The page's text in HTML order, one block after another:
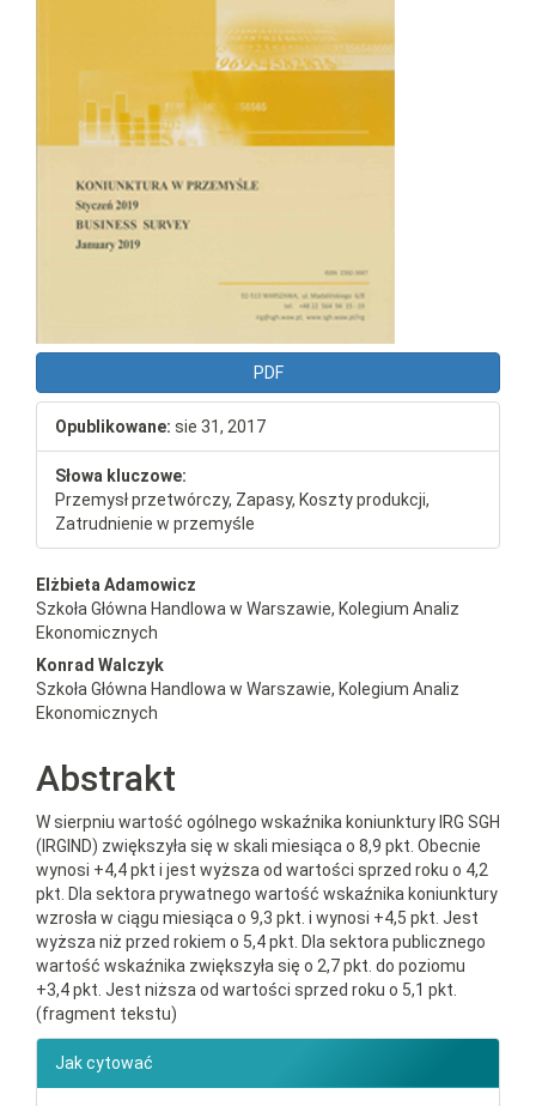
PDF
Opublikowane: sie 31, 2017
Słowa kluczowe:
Przemysł przetwórczy, Zapasy, Koszty produkcji,
Zatrudnienie w przemyśle
Elżbieta Adamowicz
Szkoła Główna Handlowa w Warszawie, Kolegium Analiz
Ekonomicznych
Konrad Walczyk
Szkoła Główna Handlowa w Warszawie, Kolegium Analiz
Ekonomicznych
Abstrakt
W sierpniu wartość ogólnego wskaźnika koniunktury IRG SGH
(IRGIND) zwiększyła się w skali miesiąca o 8,9 pkt. Obecnie
wynosi +4,4 pkt i jest wyższa od wartości sprzed roku o 4,2
pkt. Dla sektora prywatnego wartość wskaźnika koniunktury
wzrosła w ciągu miesiąca o 9,3 pkt. i wynosi +4,5 pkt. Jest
wyższa niż przed rokiem o 5,4 pkt. Dla sektora publicznego
wartość wskaźnika zwiększyła się o 2,7 pkt. do poziomu
+3,4 pkt. Jest niższa od wartości sprzed roku o 5,1 pkt.
(fragment tekstu)
Jak cytować